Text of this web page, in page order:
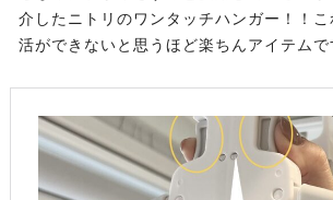
介したニトリのワンタッチハンガー！！
活ができないと思うほど楽ちんアイテム